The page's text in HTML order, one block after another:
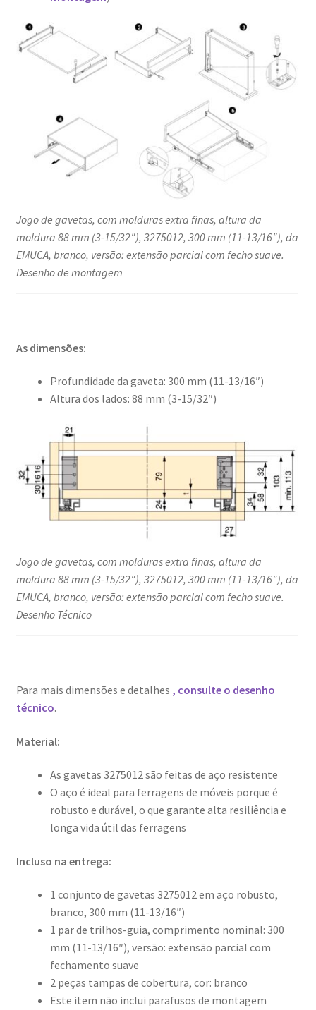
Jogo de gavetas, com molduras extra finas, altura da
moldura 88 mm (3-15/32″), 3275012, 300 mm (11-13/16″), da
EMUCA, branco, versão: extensão parcial com fecho suave.
Desenho de montagem
As dimensões:
Profundidade da gaveta: 300 mm (11-13/16″)
Altura dos lados: 88 mm (3-15/32″)
Jogo de gavetas, com molduras extra finas, altura da
moldura 88 mm (3-15/32″), 3275012, 300 mm (11-13/16″), da
EMUCA, branco, versão: extensão parcial com fecho suave.
Desenho Técnico
Para mais dimensões e detalhes , consulte o desenho
técnico.
Material:
As gavetas 3275012 são feitas de aço resistente
O aço é ideal para ferragens de móveis porque é
robusto e durável, o que garante alta resiliência e
longa vida útil das ferragens
Incluso na entrega:
1 conjunto de gavetas 3275012 em aço robusto,
branco, 300 mm (11-13/16″)
1 par de trilhos-guia, comprimento nominal: 300
mm (11-13/16″), versão: extensão parcial com
fechamento suave
2 peças tampas de cobertura, cor: branco
Este item não inclui parafusos de montagem